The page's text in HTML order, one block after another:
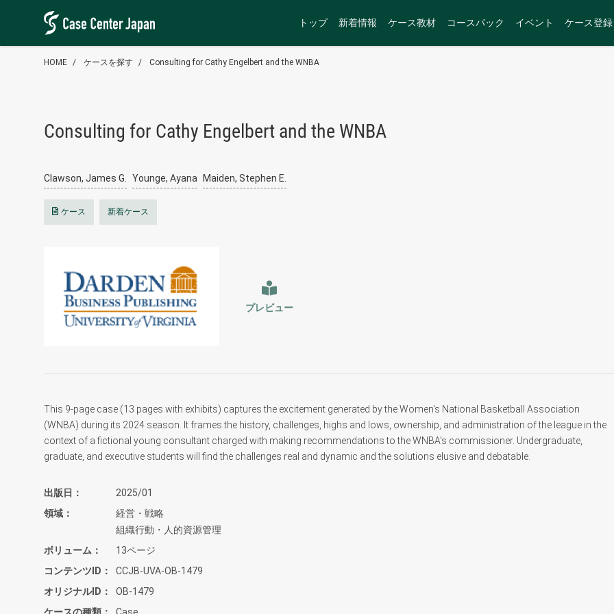
トップ 新着情報 ケース教材 コースパック イベント ケース登録
HOME ケースを探す Consulting for Cathy Engelbert and the WNBA
Consulting for Cathy Engelbert and the WNBA
Clawson, James G. Younge, Ayana Maiden, Stephen E.
ケース 新着ケース
プレビュー
This 9-page case (13 pages with exhibits) captures the excitement generated by the Women's National Basketball Association
(WNBA) during its 2024 season. It frames the history, challenges, highs and lows, ownership, and administration of the league in the
context of a fictional young consultant charged with making recommendations to the WNBA's commissioner. Undergraduate,
graduate, and executive students will find the challenges real and dynamic and the solutions elusive and debatable.
出版日
2025/01
領域
経営・戦略
組織行動・人的資源管理
ボリューム
13ページ
コンテンツID
CCJB-UVA-OB-1479
オリジナルID
OB-1479
ケースの種類
Case